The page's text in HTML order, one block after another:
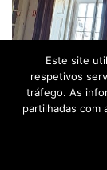
Este site
respetivos
tráfego. As
partilhadas com